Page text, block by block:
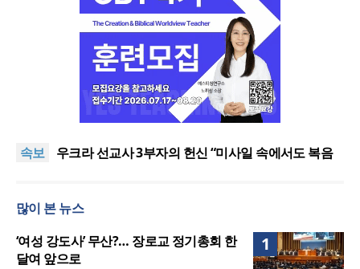
속보
[최원호 목사의 영혼의 양식 63] 말씀은 같은데 왜 열
우크라 선교사 3부자의 헌신 “미사일 속에서도 복음
강력 반발
[최원호 목사의 영혼의 양식 63] 말씀은 같은데 왜 열
美 이민구금센터에 억류됐던 한인 목회자 석방돼
많이 본 뉴스
1
‘여성 강도사’ 무산?… 장로교 정기총회 한
달여 앞으로